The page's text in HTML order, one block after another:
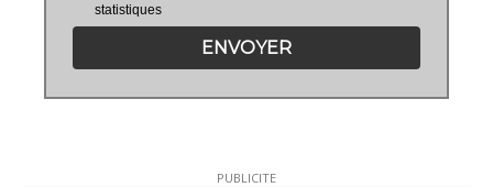
statistiques
ENVOYER